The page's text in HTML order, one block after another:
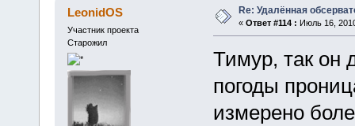
LeonidOS
Участник проекта
Старожил
Re: Удалённая
« Ответ #114 : Июль 16,
Тимур, так он
погоды
измерено